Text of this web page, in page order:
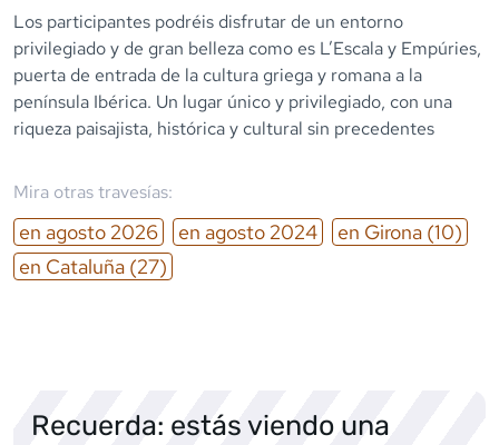
Los participantes podréis disfrutar de un entorno
privilegiado y de gran belleza como es L’Escala y Empúries,
puerta de entrada de la cultura griega y romana a la
península Ibérica. Un lugar único y privilegiado, con una
riqueza paisajista, histórica y cultural sin precedentes
Mira otras travesías:
en agosto 2026 en agosto 2024 en Girona (10)
en Cataluña (27)
Recuerda: estás viendo una